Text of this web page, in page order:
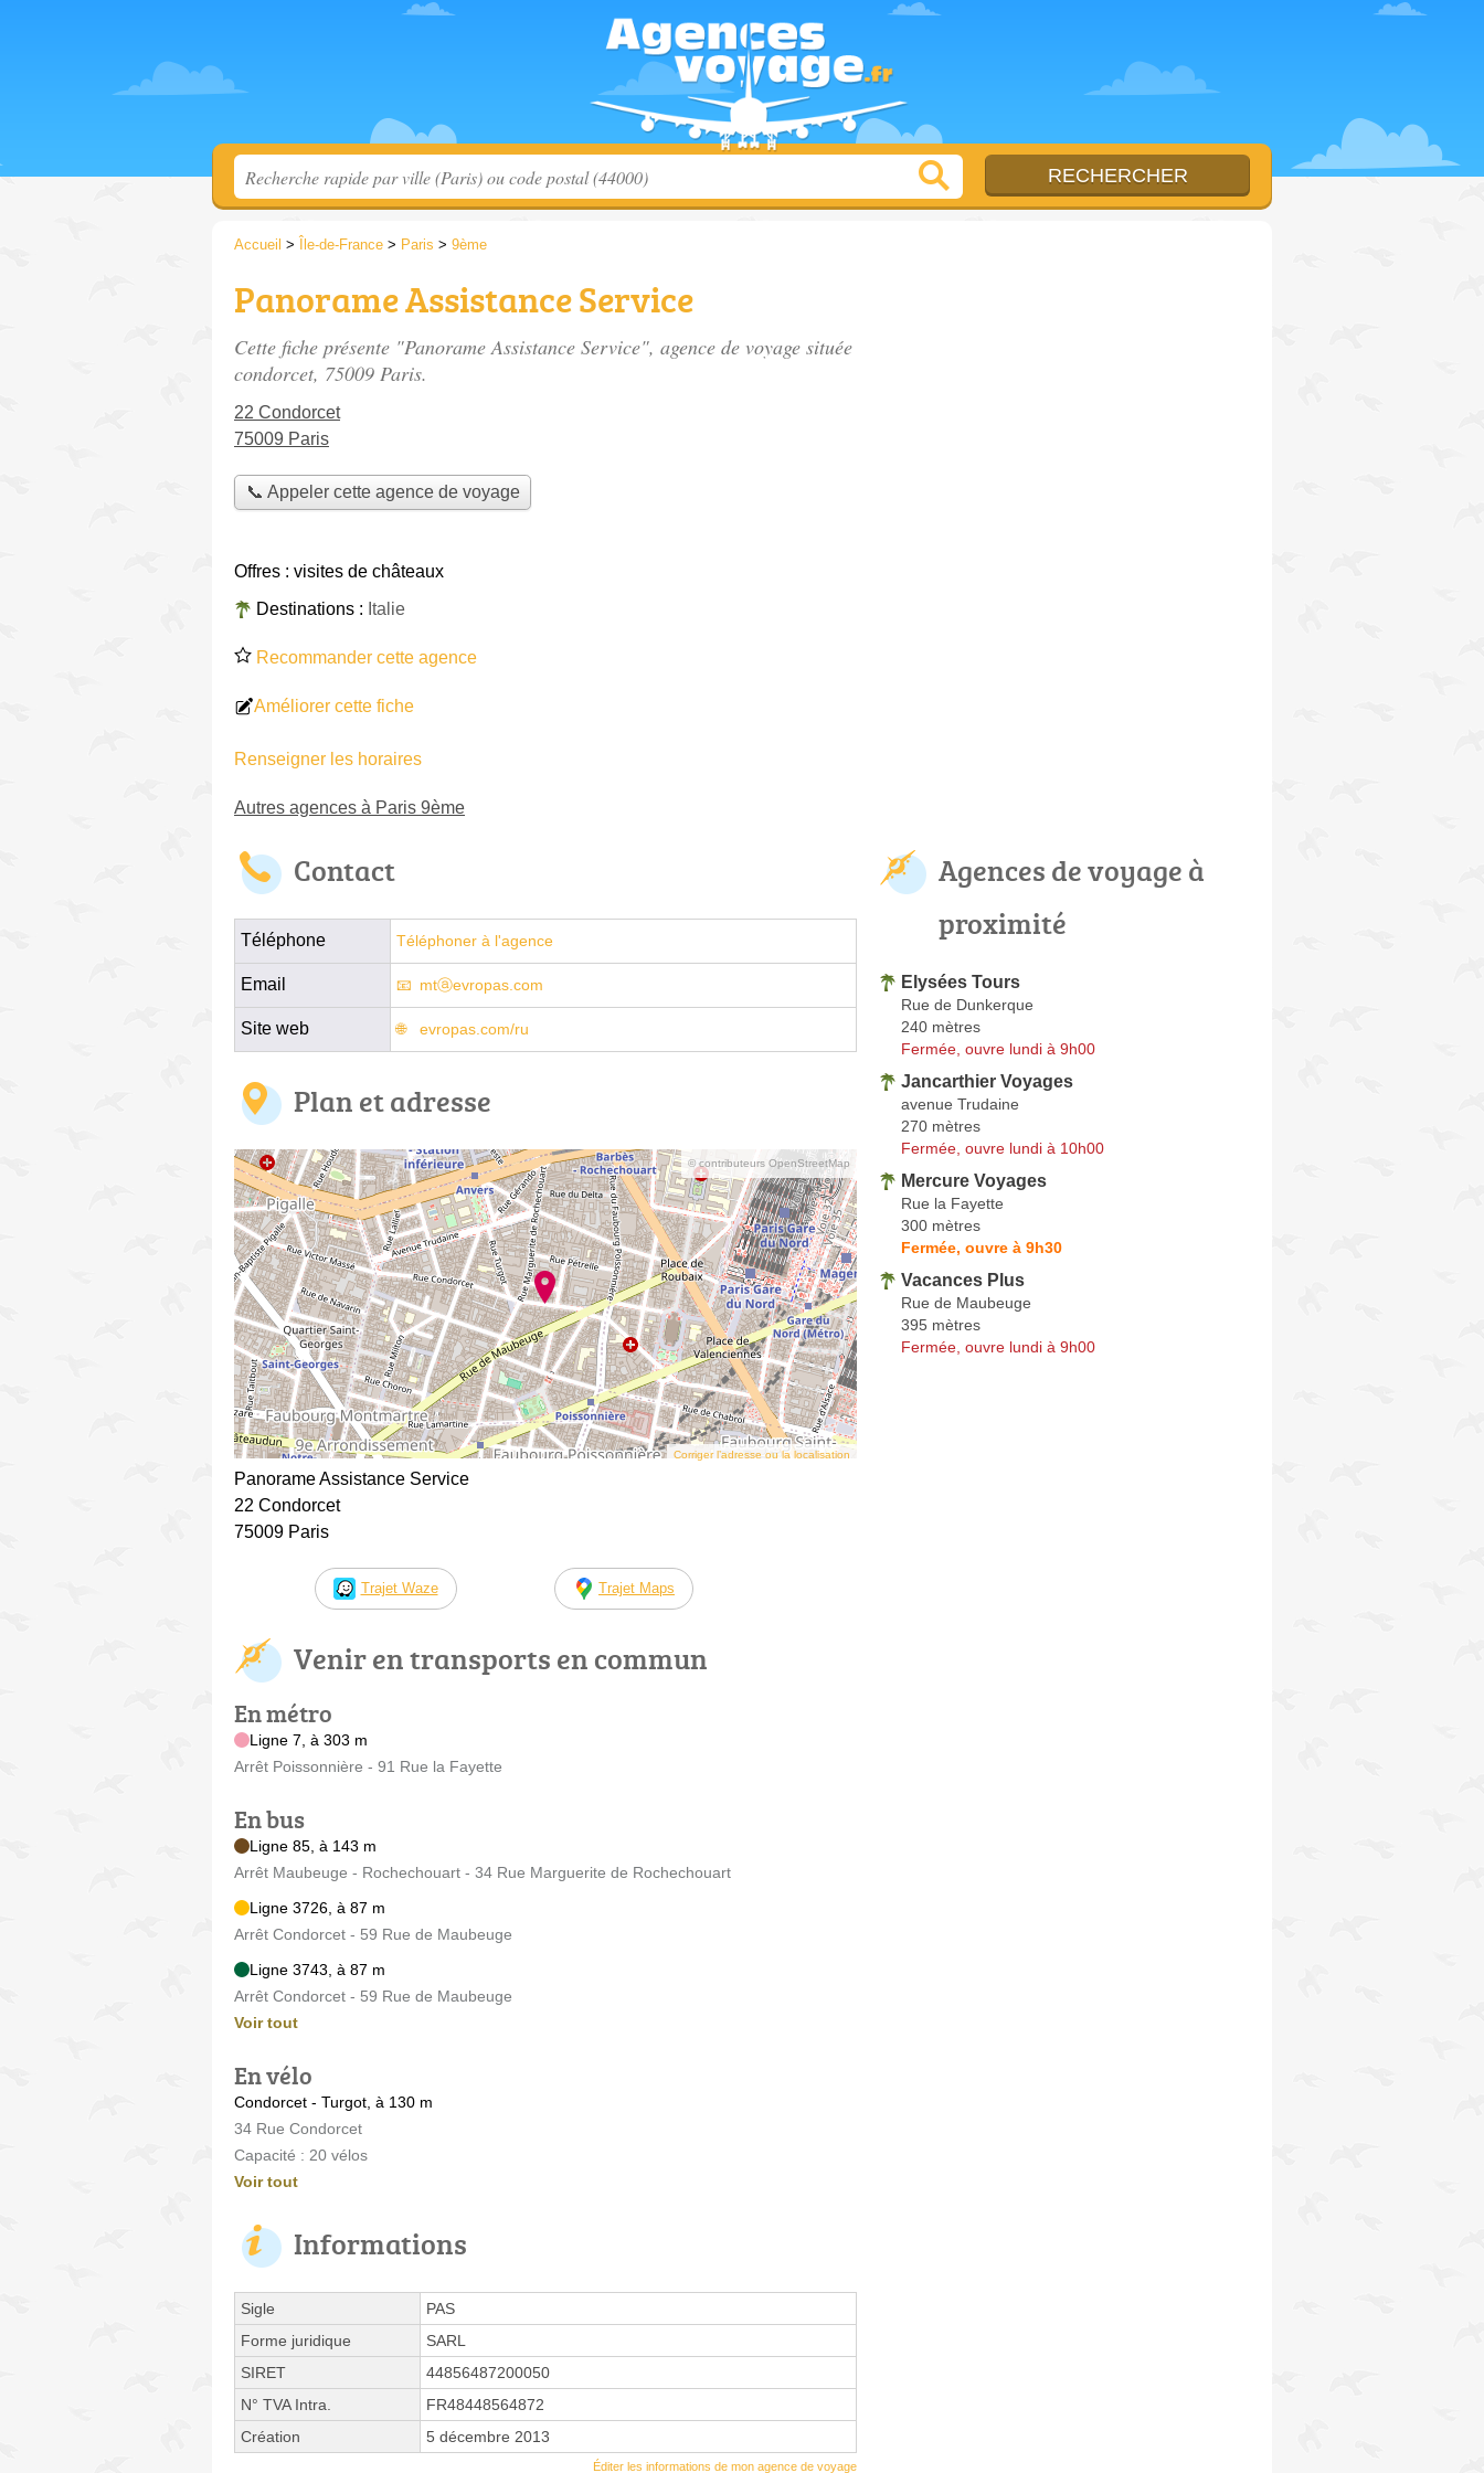
Accueil > Île-de-France > Paris > 9ème
Panorame Assistance Service
Cette fiche présente "Panorame Assistance Service", agence de voyage située
condorcet, 75009 Paris.
22 Condorcet
75009 Paris
📞 Appeler cette agence de voyage
Offres : visites de châteaux
Destinations : Italie
Recommander cette agence
Améliorer cette fiche
Renseigner les horaires
Autres agences à Paris 9ème
Contact
Téléphone Téléphoner à l'agence
Email mtⓐevropas.com
Site web evropas.com/ru
Plan et adresse
© contributeurs OpenStreetMap
Corriger l’adresse ou la localisation
Panorame Assistance Service
22 Condorcet
75009 Paris
Trajet Waze Trajet Maps
Venir en transports en commun
En métro
Ligne 7, à 303 m
Arrêt Poissonnière - 91 Rue la Fayette
En bus
Ligne 85, à 143 m
Arrêt Maubeuge - Rochechouart - 34 Rue Marguerite de Rochechouart
Ligne 3726, à 87 m
Arrêt Condorcet - 59 Rue de Maubeuge
Ligne 3743, à 87 m
Arrêt Condorcet - 59 Rue de Maubeuge
Voir tout
En vélo
Condorcet - Turgot, à 130 m
34 Rue Condorcet
Capacité : 20 vélos
Voir tout
Informations
Sigle
PAS
Forme juridique
SARL
SIRET
44856487200050
N° TVA Intra.
FR48448564872
Création
5 décembre 2013
Éditer les informations de mon agence de voyage
Agences de voyage à
proximité
Elysées Tours
Rue de Dunkerque
240 mètres
Fermée, ouvre lundi à 9h00
Jancarthier Voyages
avenue Trudaine
270 mètres
Fermée, ouvre lundi à 10h00
Mercure Voyages
Rue la Fayette
300 mètres
Fermée, ouvre à 9h30
Vacances Plus
Rue de Maubeuge
395 mètres
Fermée, ouvre lundi à 9h00